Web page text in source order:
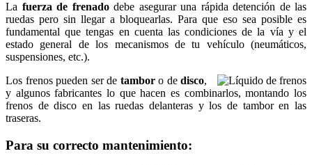
La fuerza de frenadodebe asegurar una rápida detención de las
ruedas pero sin llegar a bloquearlas. Para que eso sea posible es
fundamental que tengas en cuenta las condiciones de la vía y el
estado general de los mecanismos de tu vehículo (neumáticos,
suspensiones, etc.).
Los frenos pueden ser de tamboro de disco,
y algunos fabricantes lo que hacen es combinarlos, montando los
frenos de disco en las ruedas delanteras y los de tambor en las
traseras.
Para su correcto mantenimiento: